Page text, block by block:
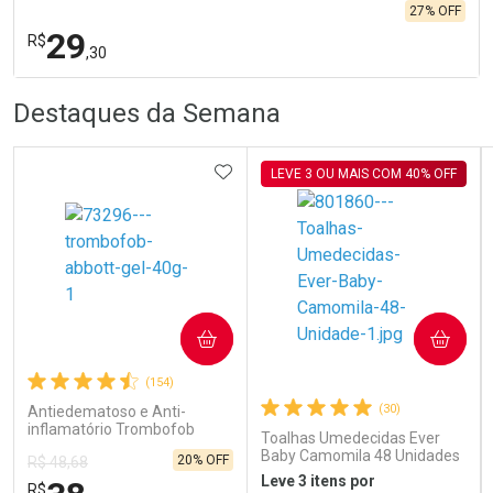
R$29,30
27% OFF
Laboratório
Comprar sem Desconto
Por R$ 29,30/cada
Por Menos
Comprar sem Desconto
Por R$ 29,30/cada
Destaques da Semana
(154)
Antiedematoso e Anti-
inflamatório Trombofob
R$ 48,68
20% OFF
ADICIONAR AOS FAVORITOS
COMPRAR
(30)
Toalhas Umedecidas Ever
Baby Camomila 48 Unidades
LEVE 3 OU MAIS COM 40% OFF
Leve 3 itens por
COMPRAR